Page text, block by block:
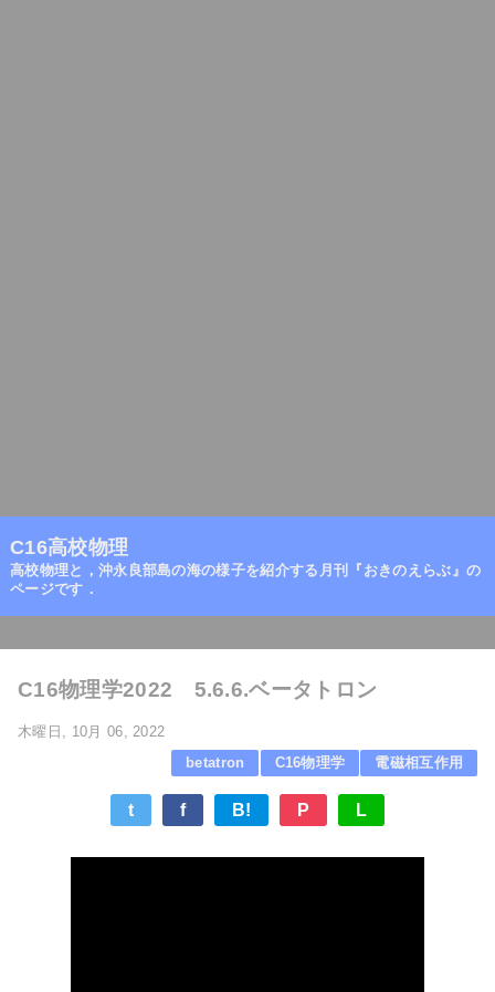
C16高校物理
高校物理と，沖永良部島の海の様子を紹介する月刊『おきのえらぶ』の
ページです．
C16物理学2022 5.6.6.ベータトロン
木曜日, 10月 06, 2022
betatron
C16物理学 電磁相互作用
t f B! P L